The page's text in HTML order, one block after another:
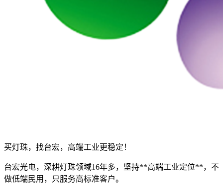
买灯珠，找台宏，高端工业更稳定！
台宏光电，深耕灯珠领域16年多，坚持**高端工业定位**，不
做低端民用，只服务高标准客户。